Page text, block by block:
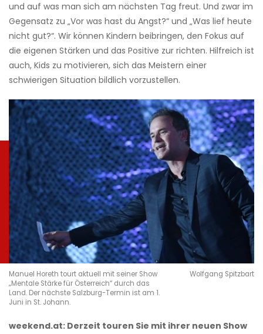
und auf was man sich am nächsten Tag freut. Und zwar im
Gegensatz zu „Vor was hast du Angst?“ und „Was lief heute
nicht gut?“. Wir können Kindern beibringen, den Fokus auf
die eigenen Stärken und das Positive zur richten. Hilfreich ist
auch, Kids zu motivieren, sich das Meistern einer
schwierigen Situation bildlich vorzustellen.
Manuel Horeth tourt aktuell mit seiner Show
„Mentale Stärke für Österreich“ durch das
Land. Der nächste Salzburg-Termin ist am 1.
Juni in St. Johann.
Wolfgang Spitzbart
weekend.at: Derzeit touren Sie mit ihrer neuen Show